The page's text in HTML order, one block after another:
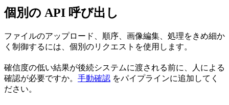
個別の API 呼び出し
ファイルのアップロード、順序、画像編集、処理をきめ細か
く制御するには、個別のリクエストを使用します。
確信度の低い結果が後続システムに渡される前に、人による
確認が必要ですか。 手動確認 をパイプラインに追加してく
ださい。